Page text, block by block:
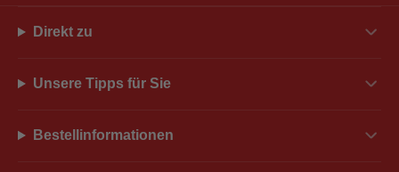
Direkt zu
Unsere Tipps für Sie
Bestellinformationen